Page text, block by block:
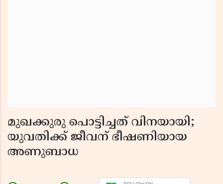
മുഖക്കുരു പൊട്ടിച്ചത് വിനയായി;
യുവതിക്ക് ജീവന് ഭീഷണിയായ
അണുബാധ